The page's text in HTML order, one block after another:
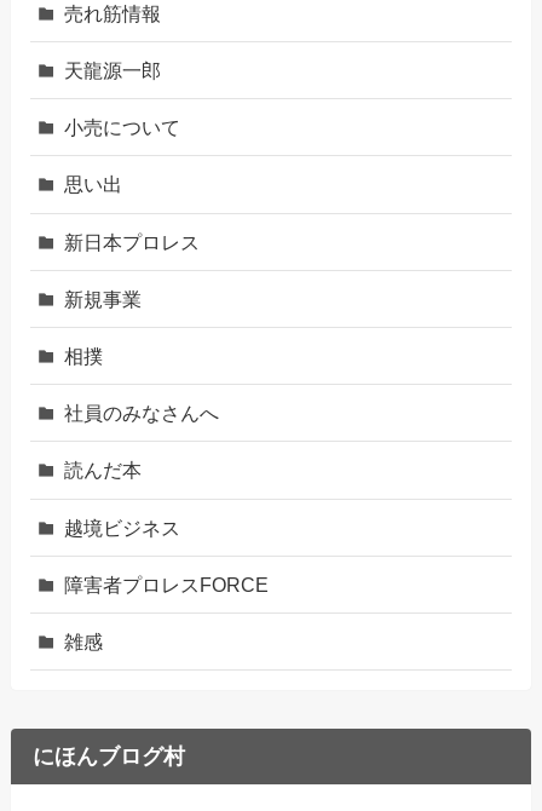
売れ筋情報
天龍源一郎
小売について
思い出
新日本プロレス
新規事業
相撲
社員のみなさんへ
読んだ本
越境ビジネス
障害者プロレスFORCE
雑感
にほんブログ村